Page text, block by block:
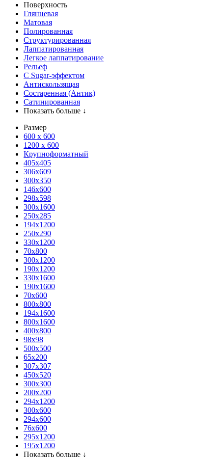
Поверхность
Глянцевая
Матовая
Полированная
Структурированная
Лаппатированная
Легкое лаппатирование
Рельеф
С Sugar-эффектом
Антискользящая
Состаренная (Антик)
Сатинированная
Показать больше ↓
Размер
600 х 600
1200 х 600
Крупноформатный
405x405
306x609
300x350
146x600
298x598
300x1600
250x285
194x1200
250x290
330x1200
70x800
300x1200
190x1200
330x1600
190x1600
70x600
800x800
194x1600
800x1600
400х800
98x98
500x500
65x200
307x307
450x520
300x300
200x200
294x1200
300x600
294x600
76х600
295х1200
195х1200
Показать больше ↓